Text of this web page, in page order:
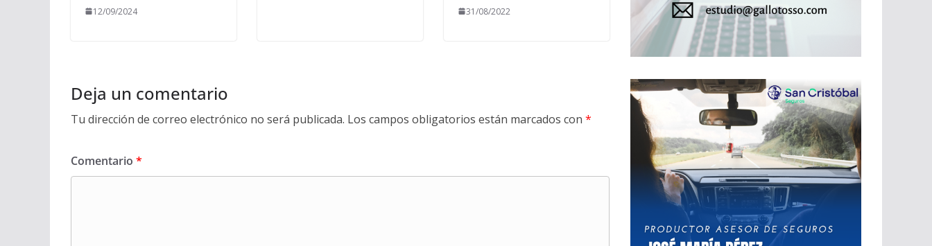
12/09/2024 31/08/2022
Deja un comentario
Tu dirección de correo electrónico no será publicada. Los campos obligatorios están marcados con *
Comentario *